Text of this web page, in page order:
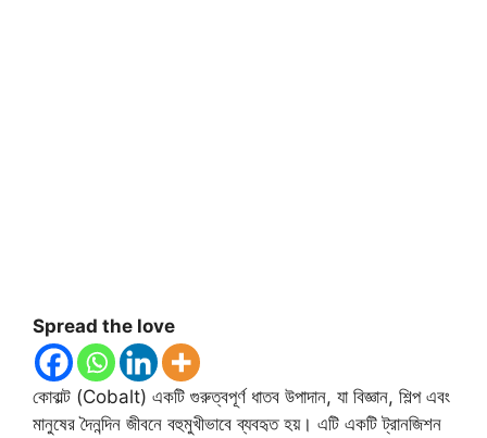
Spread the love
কোবাল্ট (Cobalt) একটি গুরুত্বপূর্ণ ধাতব উপাদান, যা বিজ্ঞান, শিল্প এবং
মানুষের দৈনন্দিন জীবনে বহুমুখীভাবে ব্যবহৃত হয়। এটি একটি ট্রানজিশন